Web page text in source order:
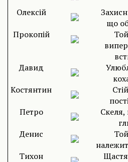
Олексій
що
Прокопій
Давид
Костянтин
Петро
Скеля,
Денис
Тихон